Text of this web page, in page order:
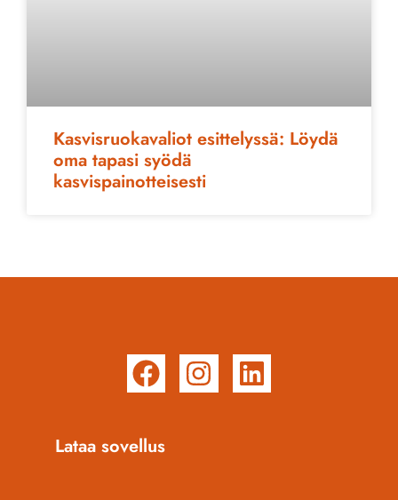
Kasvisruokavaliot esittelyssä: Löydä
oma tapasi syödä
kasvispainotteisesti
Lataa sovellus